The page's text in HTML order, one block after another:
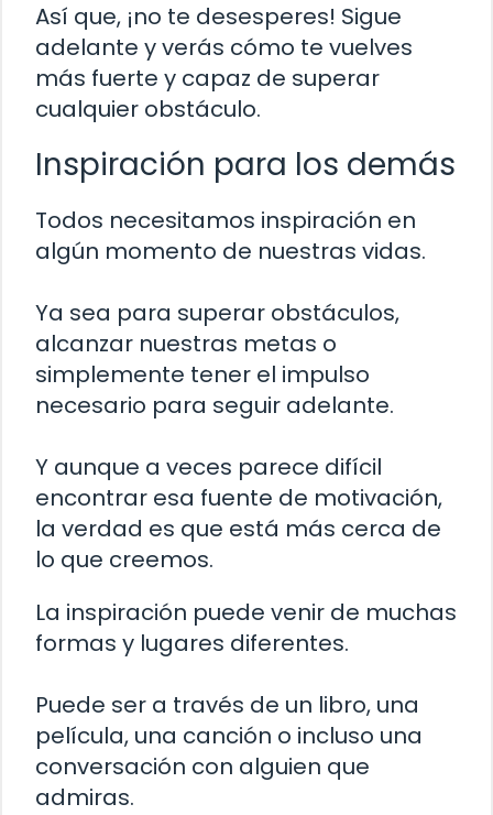
Así que, ¡no te desesperes! Sigue
adelante y verás cómo te vuelves
más fuerte y capaz de superar
cualquier obstáculo.
Inspiración para los demás
Todos necesitamos inspiración en
algún momento de nuestras vidas.
Ya sea para superar obstáculos,
alcanzar nuestras metas o
simplemente tener el impulso
necesario para seguir adelante.
Y aunque a veces parece difícil
encontrar esa fuente de motivación,
la verdad es que está más cerca de
lo que creemos.
La inspiración puede venir de muchas
formas y lugares diferentes.
Puede ser a través de un libro, una
película, una canción o incluso una
conversación con alguien que
admiras.